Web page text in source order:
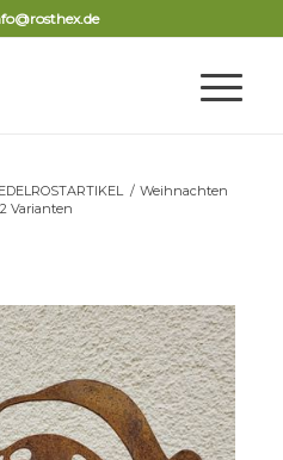
EDELROSTARTIKEL / Weihnachten
Varianten